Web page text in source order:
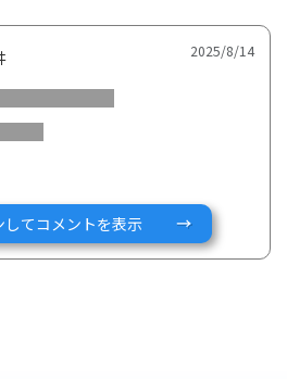
案されたのですが、どちらが良い
または他の選択肢などでも…。
ラーラは去年の10月から始めて、
どを飲んでいます。ステロイドは
います。
ので、できるだけ安全な薬を希望
減らしていきたいと思っていま
2025/8/14
してコメントを表示